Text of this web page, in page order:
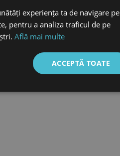
experiența ta de navigare pe
pentru a analiza traficul de pe
Află mai multe
ACCEPTĂ TOATE